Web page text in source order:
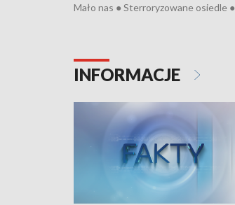
Mało nas ● Sterroryzowane osiedle ●
Pologne
INFORMACJE